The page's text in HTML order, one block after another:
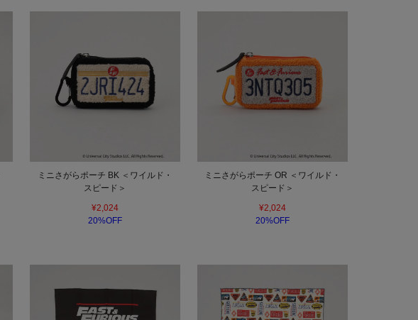
ミニさがらポーチ BK ＜ワイルド・
スピード＞
¥2,024
20%OFF
ミニさがらポーチ OR ＜ワイルド・
スピード＞
¥2,024
20%OFF